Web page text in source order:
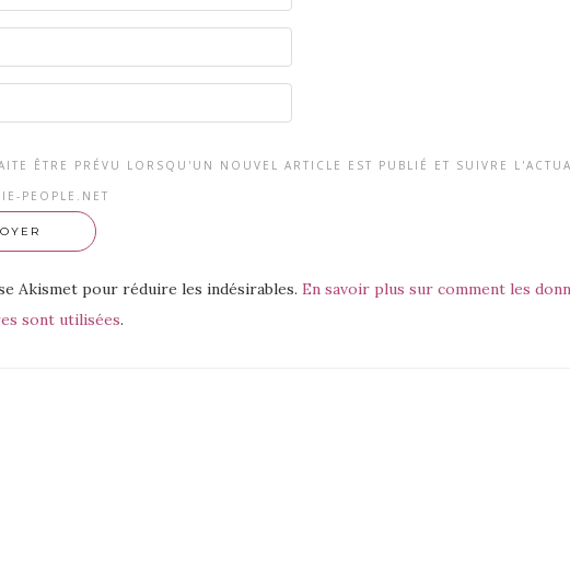
ÊTRE PRÉVU LORSQU'UN NOUVEL ARTICLE EST PUBLIÉ ET SUIVRE
PEOPLE.NET
Akismet pour réduire les indésirables. En savoir plus sur comment les
sont utilisées.